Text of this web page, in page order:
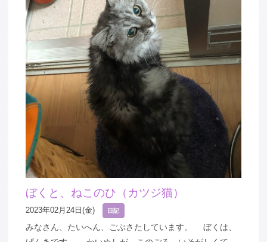
ぼくと、ねこのひ（カツジ猫）
2023年02月24日(金) 日記
みなさん、たいへん、ごぶさたしています。 ぼくは、